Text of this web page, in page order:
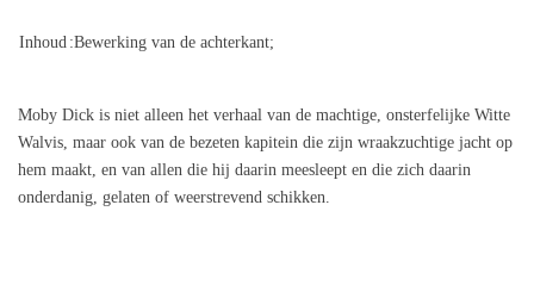
Inhoud :Bewerking van de achterkant;
Moby Dick is niet alleen het verhaal van de machtige, onsterfelijke Witte
Walvis, maar ook van de bezeten kapitein die zijn wraakzuchtige jacht op
hem maakt, en van allen die hij daarin meesleept en die zich daarin
onderdanig, gelaten of weerstrevend schikken.